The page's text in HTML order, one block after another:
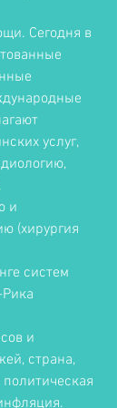
Сегодня в
услуг,
и
(хирургия
систем
и
страна,